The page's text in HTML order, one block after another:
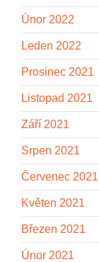
Únor 2022
Leden 2022
Prosinec 2021
Listopad 2021
Září 2021
Srpen 2021
Červenec 2021
Květen 2021
Březen 2021
Únor 2021